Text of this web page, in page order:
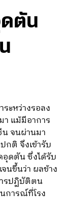
ดตัน
ะหว่างรอลง
า แม้มีอาการ
น จนผ่านมา
กติ จึงเข้ารับ
อุดตัน ซึ่งได้รับ
นขึ้นว่า ผลข้าง
ารปฏิบัติตน
การณ์ที่โรง